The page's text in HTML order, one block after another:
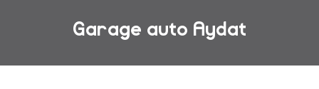
Garage auto Aydat